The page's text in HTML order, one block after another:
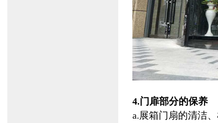
4.门扉部分的保养
a.展箱门扇的清洁